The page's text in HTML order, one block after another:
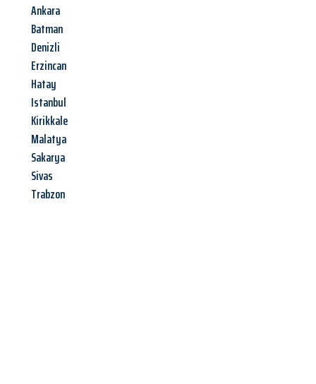
Ankara
Batman
Denizli
Erzincan
Hatay
Istanbul
Kirikkale
Malatya
Sakarya
Sivas
Trabzon